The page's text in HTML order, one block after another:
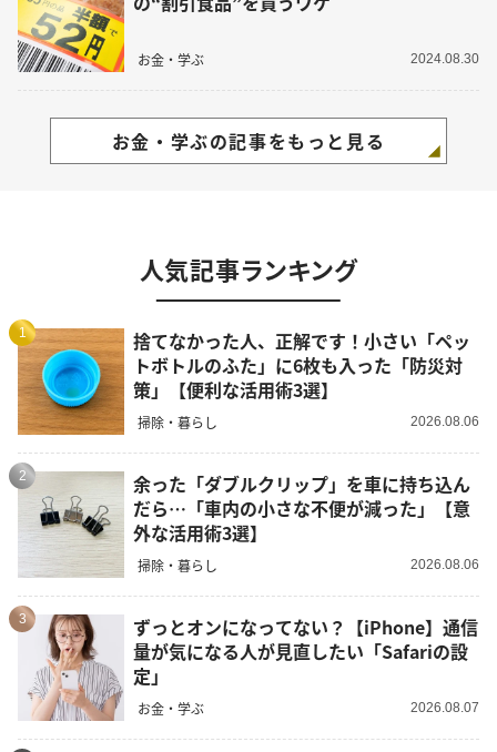
お金・学ぶ 2024.08.30
お金・学ぶの記事をもっと見る
人気記事ランキング
1
捨てなかった人、正解です！小さい「ペッ
トボトルのふた」に6枚も入った「防災対
策」【便利な活用術3選】
掃除・暮らし 2026.08.06
2
余った「ダブルクリップ」を車に持ち込ん
だら…「車内の小さな不便が減った」【意
外な活用術3選】
掃除・暮らし 2026.08.06
3
ずっとオンになってない？【iPhone】通信
量が気になる人が見直したい「Safariの設
定」
お金・学ぶ 2026.08.07